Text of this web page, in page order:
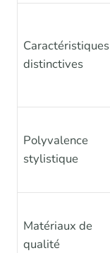
Caractéristiques
distinctives
Polyvalence
stylistique
Matériaux de
qualité